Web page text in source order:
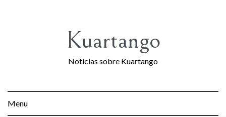
Kuartango
Noticias sobre Kuartango
Menu